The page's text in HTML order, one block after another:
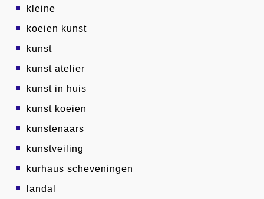
kleine
koeien kunst
kunst
kunst atelier
kunst in huis
kunst koeien
kunstenaars
kunstveiling
kurhaus scheveningen
landal